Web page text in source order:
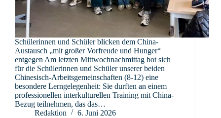
Schülerinnen und Schüler blicken dem China-
Austausch „mit großer Vorfreude und Hunger“
entgegen Am letzten Mittwochnachmittag bot sich
für die Schülerinnen und Schüler unserer beiden
Chinesisch-Arbeitsgemeinschaften (8-12) eine
besondere Lerngelegenheit: Sie durften an einem
professionellen interkulturellen Training mit China-
Bezug teilnehmen, das das…
Redaktion
6. Juni 2026